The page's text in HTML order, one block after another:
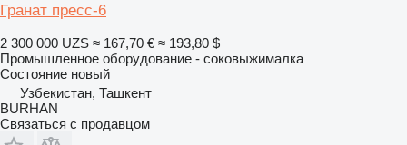
Гранат пресс-6
2 300 000 UZS ≈ 167,70 € ≈ 193,80 $
Промышленное оборудование - соковыжималка
Состояние новый
Узбекистан, Ташкент
BURHAN
Связаться с продавцом